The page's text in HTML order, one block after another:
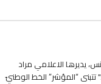
يديرها الاعلامي مراد
“المؤشر” الخط الوطنيّ